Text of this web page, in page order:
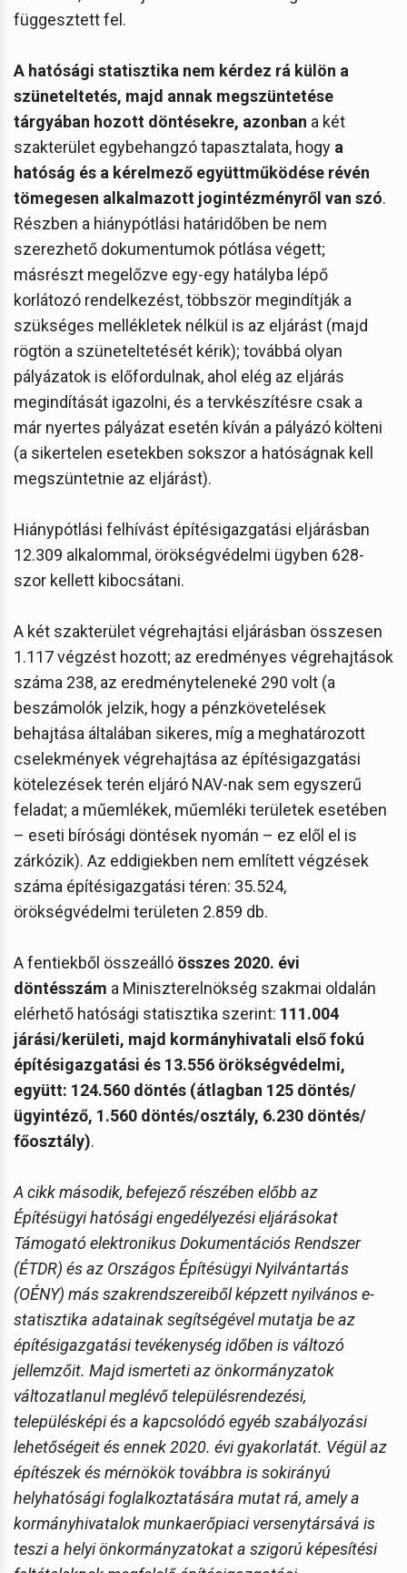
függesztett fel.
A hatósági statisztika nem kérdez rá külön a
szüneteltetés, majd annak megszüntetése
tárgyában hozott döntésekre, azonban a két
szakterület egybehangzó tapasztalata, hogy a
hatóság és a kérelmező együttműködése révén
tömegesen alkalmazott jogintézményről van szó.
Részben a hiánypótlási határidőben be nem
szerezhető dokumentumok pótlása végett;
másrészt megelőzve egy-egy hatályba lépő
korlátozó rendelkezést, többször megindítják a
szükséges mellékletek nélkül is az eljárást (majd
rögtön a szüneteltetését kérik); továbbá olyan
pályázatok is előfordulnak, ahol elég az eljárás
megindítását igazolni, és a tervkészítésre csak a
már nyertes pályázat esetén kíván a pályázó költeni
(a sikertelen esetekben sokszor a hatóságnak kell
megszüntetnie az eljárást).
Hiánypótlási felhívást építésigazgatási eljárásban
12.309 alkalommal, örökségvédelmi ügyben 628-
szor kellett kibocsátani.
A két szakterület végrehajtási eljárásban összesen
1.117 végzést hozott; az eredményes végrehajtások
száma 238, az eredményteleneké 290 volt (a
beszámolók jelzik, hogy a pénzkövetelések
behajtása általában sikeres, míg a meghatározott
cselekmények végrehajtása az építésigazgatási
kötelezések terén eljáró NAV-nak sem egyszerű
feladat; a műemlékek, műemléki területek esetében
– eseti bírósági döntések nyomán – ez elől el is
zárkózik). Az eddigiekben nem említett végzések
száma építésigazgatási téren: 35.524,
örökségvédelmi területen 2.859 db.
A fentiekből összeálló összes 2020. évi
döntésszám a Miniszterelnökség szakmai oldalán
elérhető hatósági statisztika szerint: 111.004
járási/kerületi, majd kormányhivatali első fokú
építésigazgatási és 13.556 örökségvédelmi,
együtt: 124.560 döntés (átlagban 125 döntés/
ügyintéző, 1.560 döntés/osztály, 6.230 döntés/
főosztály).
A cikk második, befejező részében előbb az
Építésügyi hatósági engedélyezési eljárásokat
Támogató elektronikus Dokumentációs Rendszer
(ÉTDR) és az Országos Építésügyi Nyilvántartás
(OÉNY) más szakrendszereiből képzett nyilvános e-
statisztika adatainak segítségével mutatja be az
építésigazgatási tevékenység időben is változó
jellemzőit. Majd ismerteti az önkormányzatok
változatlanul meglévő településrendezési,
településképi és a kapcsolódó egyéb szabályozási
lehetőségeit és ennek 2020. évi gyakorlatát. Végül az
építészek és mérnökök továbbra is sokirányú
helyhatósági foglalkoztatására mutat rá, amely a
kormányhivatalok munkaerőpiaci versenytársává is
teszi a helyi önkormányzatokat a szigorú képesítési